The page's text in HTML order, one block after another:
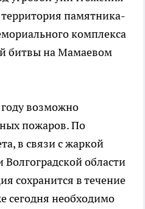
территория памятника-
комплекса
битвы на Мамаевом
возможно
пожаров. По
в связи с жаркой
области
сохранится в течение
сегодня необходимо